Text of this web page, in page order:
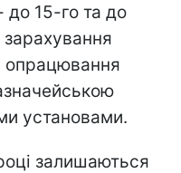
до 15-го та до
опрацювання
установами.
залишаються